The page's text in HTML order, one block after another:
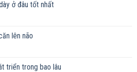
ở đâu tốt nhất
lên não
triển trong bao lâu